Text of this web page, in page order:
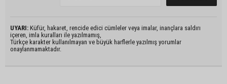
UYARI: Küfür, hakaret, rencide edici cümleler veya imalar, inançlara saldırı
içeren, imla kuralları ile yazılmamış,
Türkçe karakter kullanılmayan ve büyük harflerle yazılmış yorumlar
onaylanmamaktadır.